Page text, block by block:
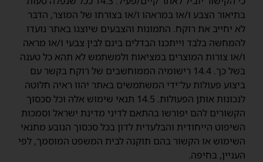
בתיאור הצבע ו/או במראהו ו/או בצורתו של המוצר, הדבר
לא יחייב את רוקח. התמונות והצבעים שיוצגו באתר נועדו
להמחשה בלבד וייתכנו הבדלים בינם לבין צבעי ו/או מראה
ו/או צורות המוצרים במציאות ולמשתמש לא תהא כל טענה
בשל כך. 14.4 רישומיה הממוחשבים של רוקח בקשר עם
ביצוע פעולות על־ידי המשתמשים באתר יהוו ראיה חלוטה
לנכונות אותן הפעולות. 14.5 תנאי שימוש אלה וכל סכסוך
הקשורים להם יפורשו בהתאם לדיני מדינת ישראל וסמכות
השיפוט הייחודית והבלעדית לדון בכל סכסוך הנובע מתנאי
השימוש או הקשור בהם תוקנה לבית המשפט המוסמך, לפי
העניין, בחיפה.